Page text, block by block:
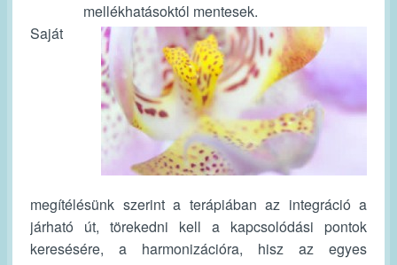
mellékhatásoktól mentesek.
Saját
megítélésünk szerint a terápiában az integráció a
járható út, törekedni kell a kapcsolódási pontok
keresésére, a harmonizációra, hisz az egyes